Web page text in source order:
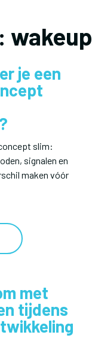
wakeup
je een
slim:
signalen en
maken vóór
met
tijdens